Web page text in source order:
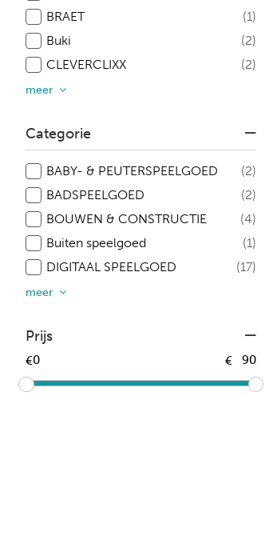
(1)
BRAET
(2)
Buki
(2)
CLEVERCLIXX
meer
Categorie
(2)
BABY- & PEUTERSPEELGOED
(2)
BADSPEELGOED
(4)
BOUWEN & CONSTRUCTIE
(1)
Buiten speelgoed
(17)
DIGITAAL SPEELGOED
meer
Prijs
€ €